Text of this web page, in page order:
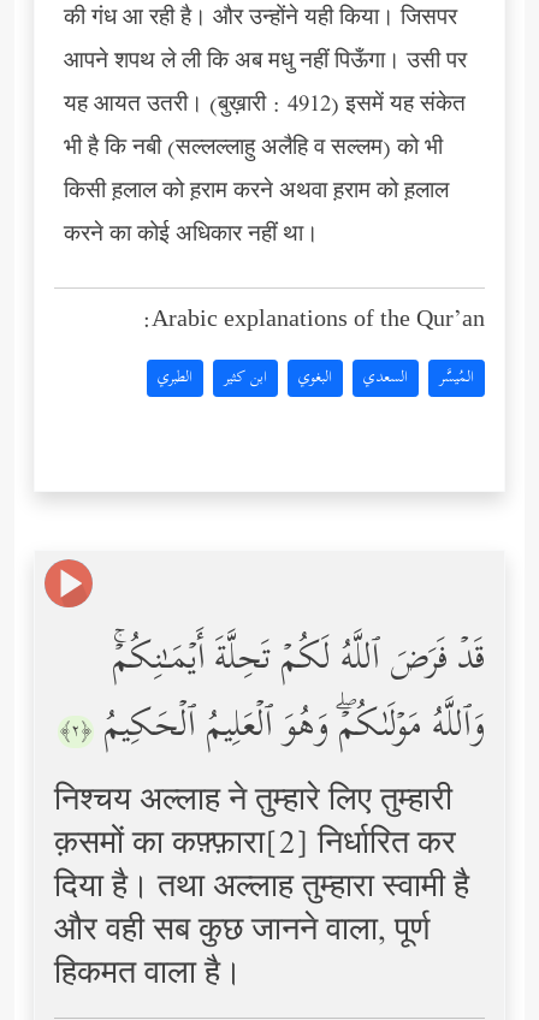
की गंध आ रही है। और उन्होंने यही किया। जिसपर
आपने शपथ ले ली कि अब मधु नहीं पिऊँगा। उसी पर
यह आयत उतरी। (बुख़ारी : 4912) इसमें यह संकेत
भी है कि नबी (सल्लल्लाहु अलैहि व सल्लम) को भी
किसी ह़लाल को ह़राम करने अथवा ह़राम को ह़लाल
करने का कोई अधिकार नहीं था।
Arabic explanations of the Qur’an:
المُيسَّر السعدي البغوي ابن كثير الطبري
قَدۡ فَرَضَ ٱللَّهُ لَكُمۡ تَحِلَّةَ أَیۡمَـٰنِكُمۡۚ
وَٱللَّهُ مَوۡلَىٰكُمۡۖ وَهُوَ ٱلۡعَلِیمُ ٱلۡحَكِیمُ ﴿٢﴾
निश्चय अल्लाह ने तुम्हारे लिए तुम्हारी
क़समों का कफ़्फ़ारा[2] निर्धारित कर
दिया है। तथा अल्लाह तुम्हारा स्वामी है
और वही सब कुछ जानने वाला, पूर्ण
हिकमत वाला है।